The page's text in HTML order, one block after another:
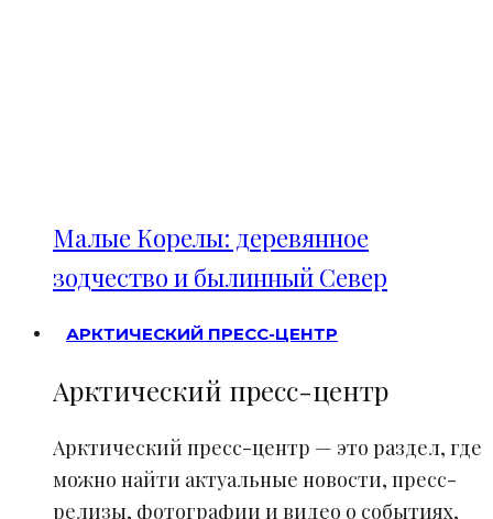
Малые Корелы: деревянное
зодчество и былинный Север
АРКТИЧЕСКИЙ ПРЕСС-ЦЕНТР
Арктический пресс-центр
Арктический пресс-центр — это раздел, где
можно найти актуальные новости, пресс-
релизы, фотографии и видео о событиях,